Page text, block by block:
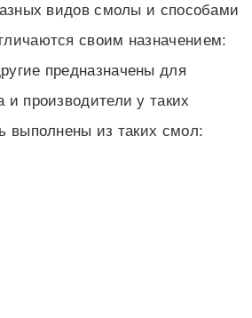
видов смолы и способами
своим назначением:
предназначены для
производители у таких
выполнены из таких смол: